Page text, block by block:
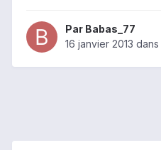
Par Babas_77
16 janvier 2013 dans